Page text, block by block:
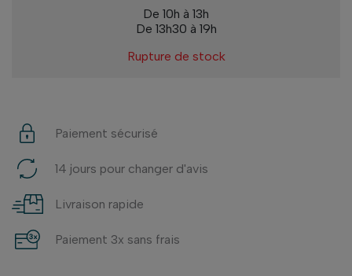
De 10h à 13h
De 13h30 à 19h
Rupture de stock
Paiement sécurisé
14 jours pour changer d'avis
Livraison rapide
Paiement 3x sans frais